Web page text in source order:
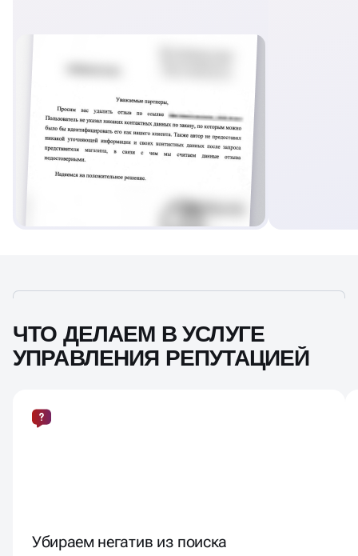
ЧТО ДЕЛАЕМ В УСЛУГЕ
УПРАВЛЕНИЯ РЕПУТАЦИЕЙ
Убираем негатив из поиска